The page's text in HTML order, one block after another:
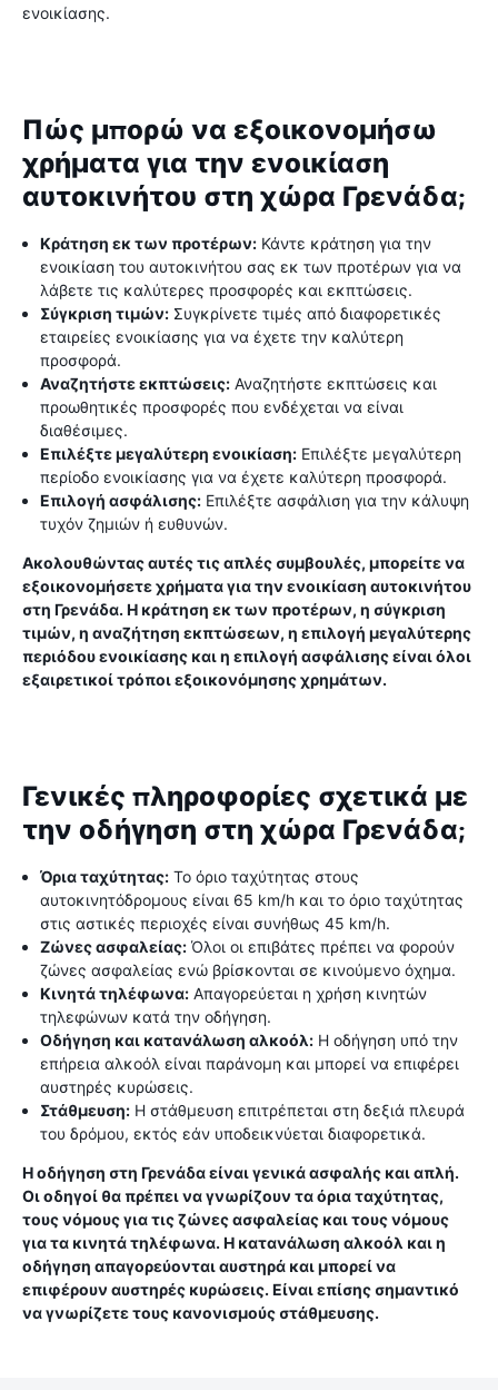
ενοικίασης.
Πώς μπορώ να εξοικονομήσω
χρήματα για την ενοικίαση
αυτοκινήτου στη χώρα Γρενάδα;
Κράτηση εκ των προτέρων: Κάντε κράτηση για την
ενοικίαση του αυτοκινήτου σας εκ των προτέρων για να
λάβετε τις καλύτερες προσφορές και εκπτώσεις.
Σύγκριση τιμών: Συγκρίνετε τιμές από διαφορετικές
εταιρείες ενοικίασης για να έχετε την καλύτερη
προσφορά.
Αναζητήστε εκπτώσεις: Αναζητήστε εκπτώσεις και
προωθητικές προσφορές που ενδέχεται να είναι
διαθέσιμες.
Επιλέξτε μεγαλύτερη ενοικίαση: Επιλέξτε μεγαλύτερη
περίοδο ενοικίασης για να έχετε καλύτερη προσφορά.
Επιλογή ασφάλισης: Επιλέξτε ασφάλιση για την κάλυψη
τυχόν ζημιών ή ευθυνών.
Ακολουθώντας αυτές τις απλές συμβουλές, μπορείτε να
εξοικονομήσετε χρήματα για την ενοικίαση αυτοκινήτου
στη Γρενάδα. Η κράτηση εκ των προτέρων, η σύγκριση
τιμών, η αναζήτηση εκπτώσεων, η επιλογή μεγαλύτερης
περιόδου ενοικίασης και η επιλογή ασφάλισης είναι όλοι
εξαιρετικοί τρόποι εξοικονόμησης χρημάτων.
Γενικές πληροφορίες σχετικά με
την οδήγηση στη χώρα Γρενάδα;
Όρια ταχύτητας: Το όριο ταχύτητας στους
αυτοκινητόδρομους είναι 65 km/h και το όριο ταχύτητας
στις αστικές περιοχές είναι συνήθως 45 km/h.
Ζώνες ασφαλείας: Όλοι οι επιβάτες πρέπει να φορούν
ζώνες ασφαλείας ενώ βρίσκονται σε κινούμενο όχημα.
Κινητά τηλέφωνα: Απαγορεύεται η χρήση κινητών
τηλεφώνων κατά την οδήγηση.
Οδήγηση και κατανάλωση αλκοόλ: Η οδήγηση υπό την
επήρεια αλκοόλ είναι παράνομη και μπορεί να επιφέρει
αυστηρές κυρώσεις.
Στάθμευση: Η στάθμευση επιτρέπεται στη δεξιά πλευρά
του δρόμου, εκτός εάν υποδεικνύεται διαφορετικά.
Η οδήγηση στη Γρενάδα είναι γενικά ασφαλής και απλή.
Οι οδηγοί θα πρέπει να γνωρίζουν τα όρια ταχύτητας,
τους νόμους για τις ζώνες ασφαλείας και τους νόμους
για τα κινητά τηλέφωνα. Η κατανάλωση αλκοόλ και η
οδήγηση απαγορεύονται αυστηρά και μπορεί να
επιφέρουν αυστηρές κυρώσεις. Είναι επίσης σημαντικό
να γνωρίζετε τους κανονισμούς στάθμευσης.